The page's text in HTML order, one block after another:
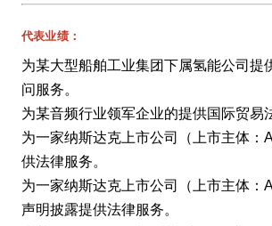
代表业绩：
为某大型船舶工业集团下属氢能公司提
问服务。
为某音频行业领军企业的提供国际贸易
为一家纳斯达克上市公司（上市主体：
供法律服务。
为一家纳斯达克上市公司（上市主体：
声明披露提供法律服务。